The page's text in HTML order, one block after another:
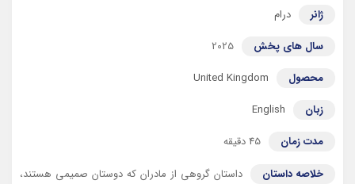
ژانر
درام
سال های پخش
2025
محصول
United Kingdom
زبان
English
مدت زمان
45 دقیقه
خلاصه داستان
داستان گروهی از مادران که دوستان صمیمی هستند،